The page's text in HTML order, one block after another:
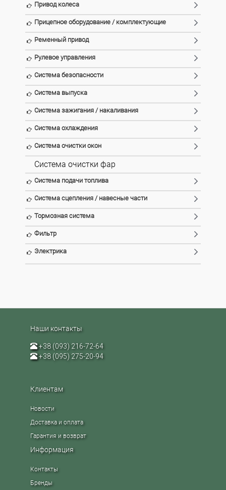
Привод колеса
Прицепное оборудование / комплектующие
Ременный привод
Рулевое управления
Система безопасности
Система выпуска
Система зажигания / накаливания
Система охлаждения
Система очистки окон
Система очистки фар
Система подачи топлива
Система сцепления / навесные части
Тормозная система
Фильтр
Электрика
Наши контакты
+38 (093) 216-72-64
+38 (095) 275-20-94
Клиентам
Новости
Доставка и оплата
Гарантия и возврат
Информация
Контакты
Бренды